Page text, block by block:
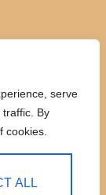
serve
By
cookies.
ALL